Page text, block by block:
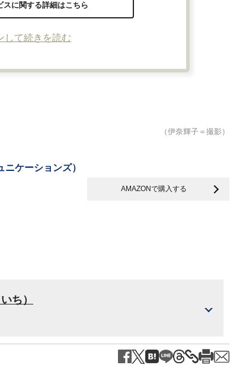
スに関する詳細はこちら
して続きを読む
（伊奈輝子＝撮影）
ニケーションズ）
AMAZONで購入する
ち）